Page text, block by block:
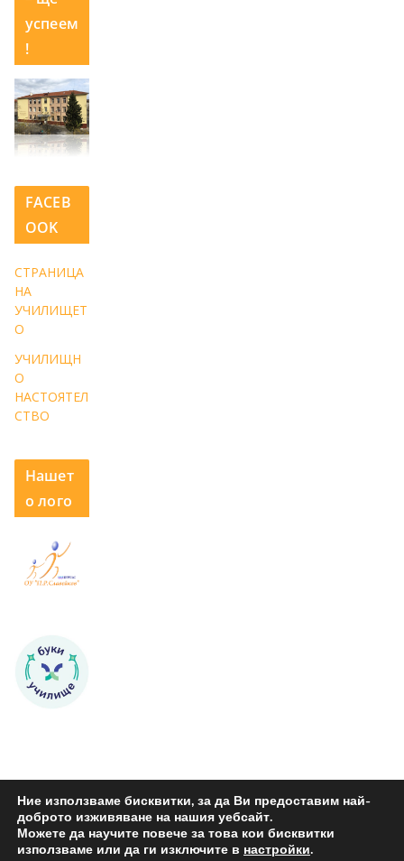
успеем
!
FACEB
OOK
СТРАНИЦА
НА
УЧИЛИЩЕТ
О
УЧИЛИЩН
О
НАСТОЯТЕЛ
СТВО
Нашет
о лого
Copyright © 2026ОУ "Петко Р. Славейков" Бургас
Ние използваме бисквитки, за да Ви предоставим най-
доброто изживяване на нашия уебсайт.
Можете да научите повече за това кои бисквитки
използваме или да ги изключите в настройки.